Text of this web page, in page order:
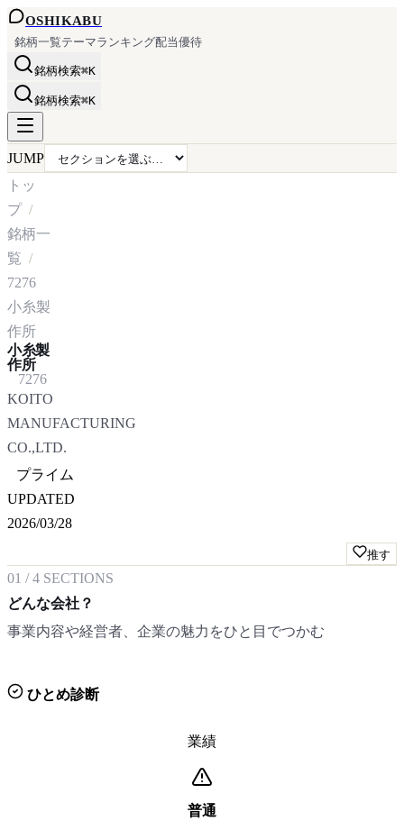
OSHIKABU
銘柄一覧テーマランキング配当優待
銘柄検索⌘K
銘柄検索⌘K
JUMP
トッ
プ
銘柄一
覧
7276
小糸製
作所
小糸製
作所
7276
KOITO
MANUFACTURING
CO.,LTD.
プライム
UPDATED
2026/03/28
推す
01 /4 SECTIONS
どんな会社？
事業内容や経営者、企業の魅力をひと目でつかむ
ひとめ診断
業績
普通